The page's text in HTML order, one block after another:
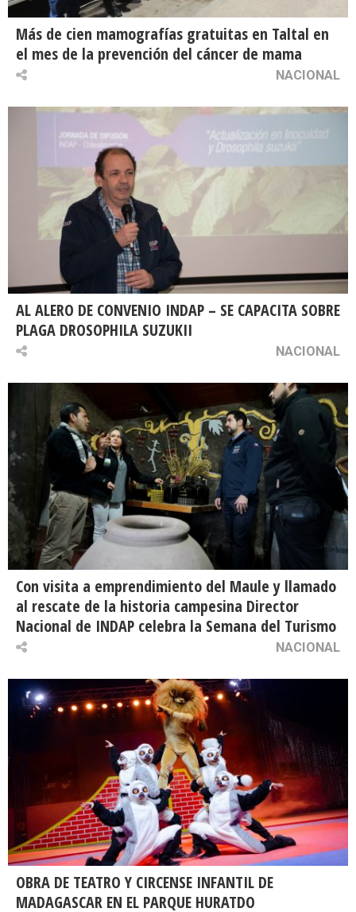
Más de cien mamografías gratuitas en Taltal en
el mes de la prevención del cáncer de mama
NACIONAL
AL ALERO DE CONVENIO INDAP – SE CAPACITA SOBRE
PLAGA DROSOPHILA SUZUKII
NACIONAL
Con visita a emprendimiento del Maule y llamado
al rescate de la historia campesina Director
Nacional de INDAP celebra la Semana del Turismo
NACIONAL
OBRA DE TEATRO Y CIRCENSE INFANTIL DE
MADAGASCAR EN EL PARQUE HURATDO